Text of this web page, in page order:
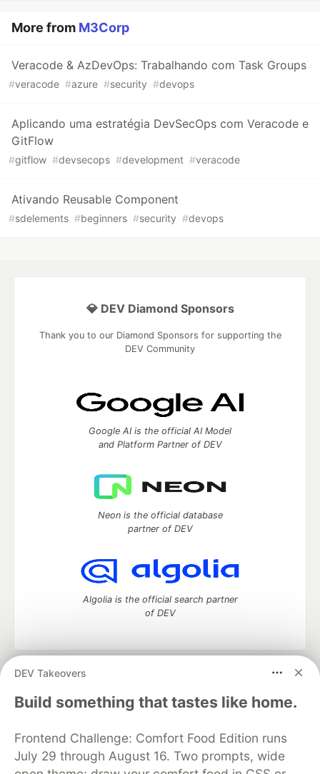
More from M3Corp
Veracode & AzDevOps: Trabalhando com Task Groups
#veracode #azure #security #devops
Aplicando uma estratégia DevSecOps com Veracode e
GitFlow
#gitflow #devsecops #development #veracode
Ativando Reusable Component
#sdelements #beginners #security #devops
DEV Takeovers
Build something that tastes like home.
Frontend Challenge: Comfort Food Edition runs
July 29 through August 16. Two prompts, wide
💎 DEV Diamond Sponsors
Thank you to our Diamond Sponsors for supporting the
DEV Community
Google AI is the official AI Model
and Platform Partner of DEV
Neon is the official database
partner of DEV
Algolia is the official search partner
of DEV
DEV Community
— A space to discuss and keep up software
development and manage your software career
Home
DEV Challenges DEV++
Videos
Organization Accounts
DEV Showcase About
Contact
Free Postgres Database
DEV Shop
MLH
Code of Conduct
Privacy Policy Terms of Use